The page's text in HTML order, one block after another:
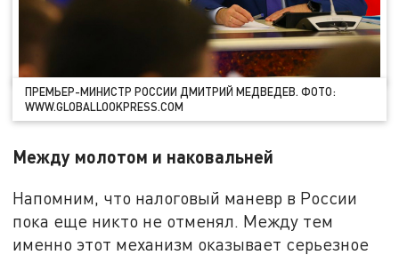
ПРЕМЬЕР-МИНИСТР РОССИИ ДМИТРИЙ МЕДВЕДЕВ. ФОТО:
WWW.GLOBALLOOKPRESS.COM
Между молотом и наковальней
Напомним, что налоговый маневр в России
пока еще никто не отменял. Между тем
именно этот механизм оказывает серьезное